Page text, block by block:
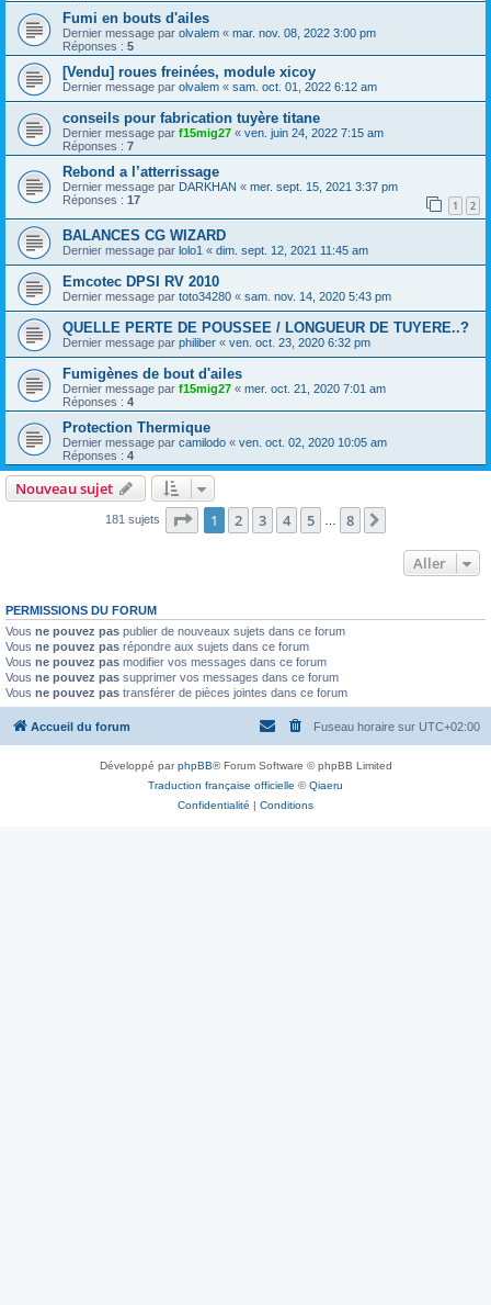
Fumi en bouts d'ailes
Dernier message par olvalem « mar. nov. 08, 2022 3:00 pm
Réponses : 5
[Vendu] roues freinées, module xicoy
Dernier message par olvalem « sam. oct. 01, 2022 6:12 am
conseils pour fabrication tuyère titane
Dernier message par f15mig27 « ven. juin 24, 2022 7:15 am
Réponses : 7
Rebond a l’atterrissage
Dernier message par DARKHAN « mer. sept. 15, 2021 3:37 pm
Réponses : 17 1 2
BALANCES CG WIZARD
Dernier message par lolo1 « dim. sept. 12, 2021 11:45 am
Emcotec DPSI RV 2010
Dernier message par toto34280 « sam. nov. 14, 2020 5:43 pm
QUELLE PERTE DE POUSSEE / LONGUEUR DE TUYERE..?
Dernier message par philiber « ven. oct. 23, 2020 6:32 pm
Fumigènes de bout d'ailes
Dernier message par f15mig27 « mer. oct. 21, 2020 7:01 am
Réponses : 4
Protection Thermique
Dernier message par camilodo « ven. oct. 02, 2020 10:05 am
Réponses : 4
Nouveau sujet
181 sujets Page 1sur8
1 2 3 4 5 … 8
Aller
PERMISSIONS DU FORUM
Vous ne pouvez pas publier de nouveaux sujets dans ce forum
Vous ne pouvez pas répondre aux sujets dans ce forum
Vous ne pouvez pas modifier vos messages dans ce forum
Vous ne pouvez pas supprimer vos messages dans ce forum
Vous ne pouvez pas transférer de pièces jointes dans ce forum
Accueil du forum Fuseau horaire sur UTC+02:00
Développé parphpBB® Forum Software © phpBB Limited
Traduction française officielle ©Qiaeru
Confidentialité | Conditions